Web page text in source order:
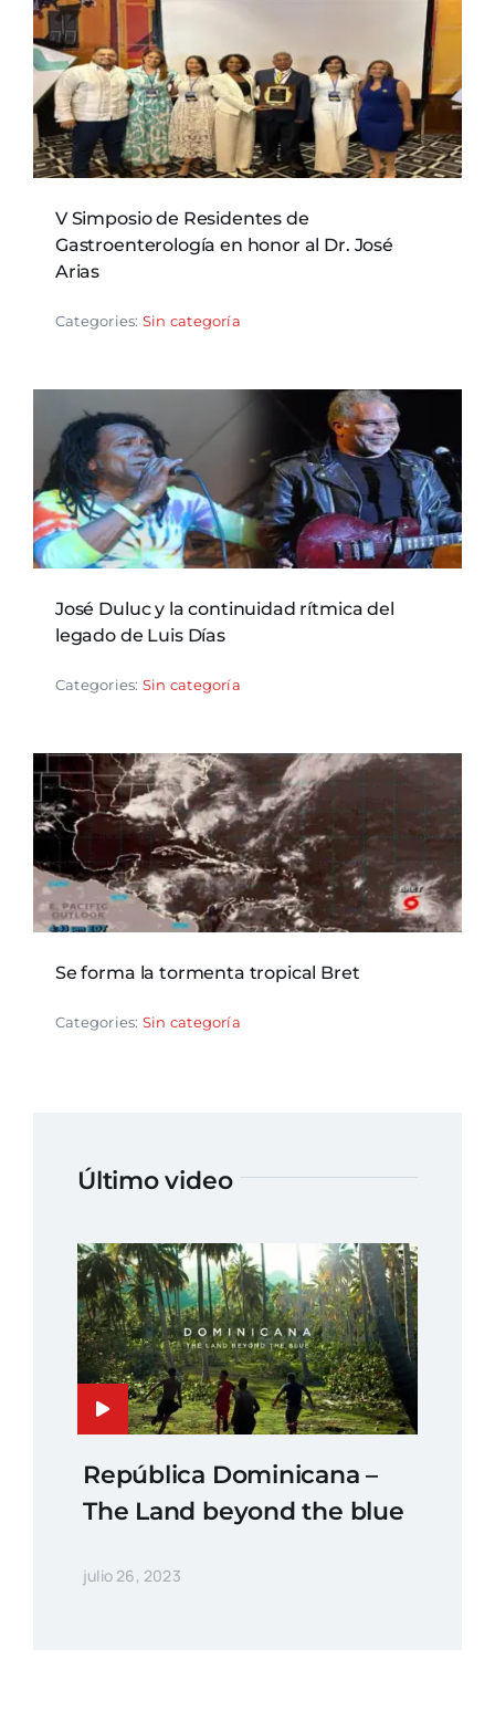
V Simposio de Residentes de
Gastroenterología en honor al Dr. José
Arias
Categories: Sin categoría
José Duluc y la continuidad rítmica del
legado de Luis Días
Categories: Sin categoría
Se forma la tormenta tropical Bret
Categories: Sin categoría
Último video
República Dominicana –
The Land beyond the blue
julio 26, 2023